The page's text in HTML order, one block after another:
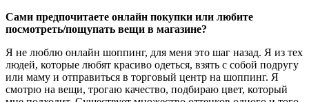
Сами предпочитаете онлайн покупки или любите
посмотреть/пощупать вещи в магазине?
Я не люблю онлайн шоппинг, для меня это шаг назад. Я из тех
людей, которые любят красиво одеться, взять с собой подругу
или маму и отправиться в торговый центр на шоппинг. Я
смотрю на вещи, трогаю качество, подбираю цвет, который